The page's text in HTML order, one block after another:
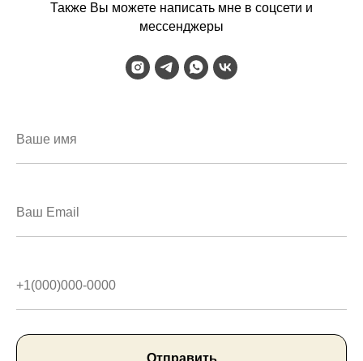
Также Вы можете написать мне в соцсети и
мессенджеры
Отправить